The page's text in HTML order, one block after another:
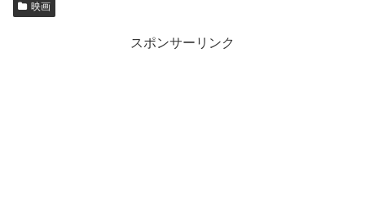
映画
スポンサーリンク